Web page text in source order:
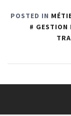
POSTED IN
GESTION